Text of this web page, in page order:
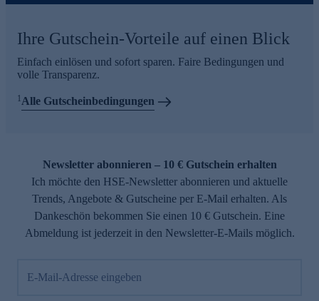
Ihre Gutschein-Vorteile auf einen Blick
Einfach einlösen und sofort sparen. Faire Bedingungen und
volle Transparenz.
1Alle Gutscheinbedingungen
Newsletter abonnieren – 10 € Gutschein erhalten
Ich möchte den HSE-Newsletter abonnieren und aktuelle
Trends, Angebote & Gutscheine per E-Mail erhalten. Als
Dankeschön bekommen Sie einen 10 € Gutschein. Eine
Abmeldung ist jederzeit in den Newsletter-E-Mails möglich.
E-Mail-Adresse eingeben